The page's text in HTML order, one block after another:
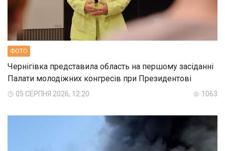
ФОТО
Чернігівка представила область на першому засіданні
Палати молодіжних конгресів при Президентові
05 СЕРПНЯ 2026, 12:20 1063